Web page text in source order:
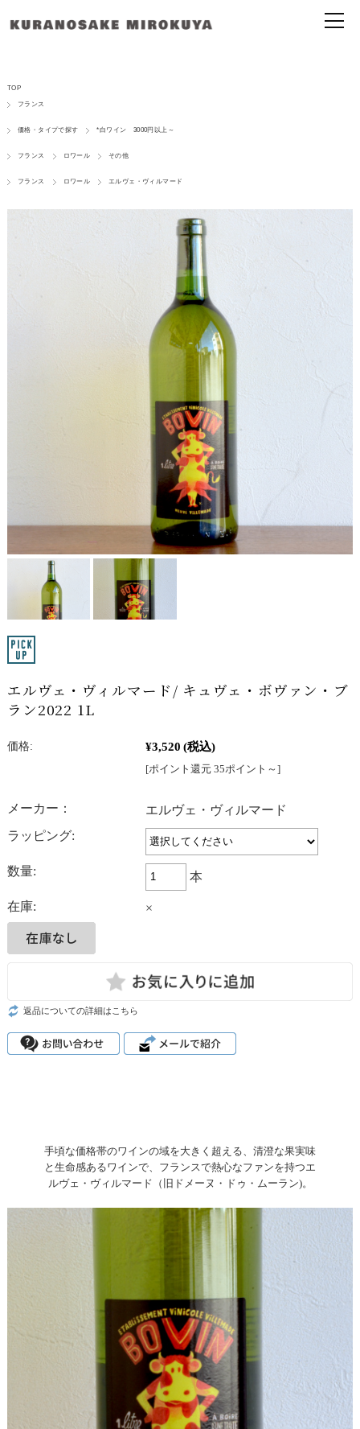
TOP
フランス
価格・タイプで探す *白ワイン 3000円以上～
フランス ロワール その他
フランス ロワール エルヴェ・ヴィルマード
エルヴェ・ヴィルマード/ キュヴェ・ボヴァン・ブ
ラン2022 1L
価格: ¥3,520 (税込)
[ポイント還元 35ポイント～]
メーカー：
エルヴェ・ヴィルマード
ラッピング:
数量: 本
在庫: ×
返品についての詳細はこちら
手頃な価格帯のワインの域を大きく超える、清澄な果実味
と生命感あるワインで、フランスで熱心なファンを持つエ
ルヴェ・ヴィルマード（旧ドメーヌ・ドゥ・ムーラン)。